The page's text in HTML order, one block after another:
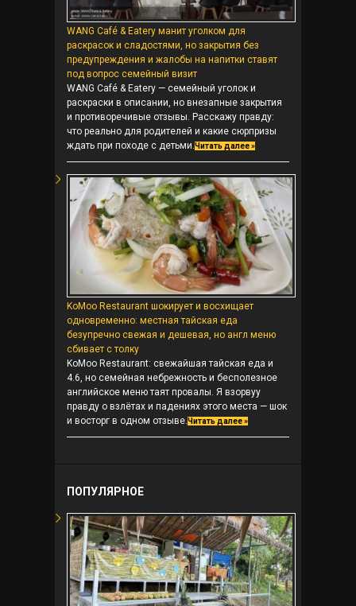
WANG Café & Eatery манит уголком для
раскрасок и сладостями, но закрытия без
предупреждения и жалобы на напитки ставят
под вопрос семейный визит
WANG Café & Eatery — семейный уголок и
раскраски в описании, но внезапные закрытия
и противоречивые отзывы. Расскажу правду:
что реально для родителей и какие сюрпризы
ждать при походе с детьми.Читать далее »
KoMoo Restaurant шокирует и восхищает
одновременно: местная тайская еда
безупречно свежая и дешевая, но англ меню
сбивает с толку
KoMoo Restaurant: свежайшая тайская еда и
4.6, но семейная небрежность и бесполезное
английское меню таят провалы. Я взорвуу
правду о взлётах и падениях этого места — шок
и восторг в одном отзыве.Читать далее »
ПОПУЛЯРНОЕ